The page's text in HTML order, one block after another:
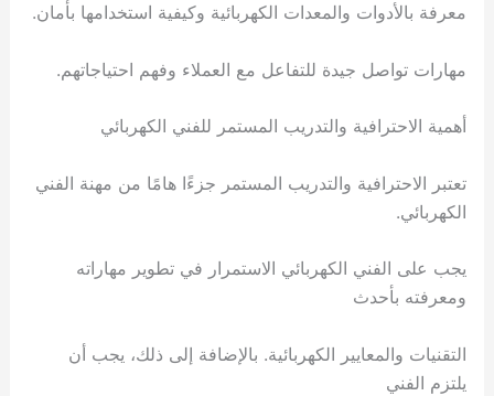
معرفة بالأدوات والمعدات الكهربائية وكيفية استخدامها بأمان.
مهارات تواصل جيدة للتفاعل مع العملاء وفهم احتياجاتهم.
أهمية الاحترافية والتدريب المستمر للفني الكهربائي
تعتبر الاحترافية والتدريب المستمر جزءًا هامًا من مهنة الفني
الكهربائي.
يجب على الفني الكهربائي الاستمرار في تطوير مهاراته
ومعرفته بأحدث
التقنيات والمعايير الكهربائية. بالإضافة إلى ذلك، يجب أن
يلتزم الفني